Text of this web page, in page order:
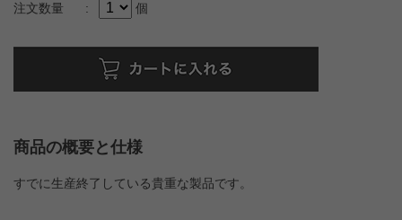
注文数量 : 個
商品の概要と仕様
すでに生産終了している貴重な製品です。